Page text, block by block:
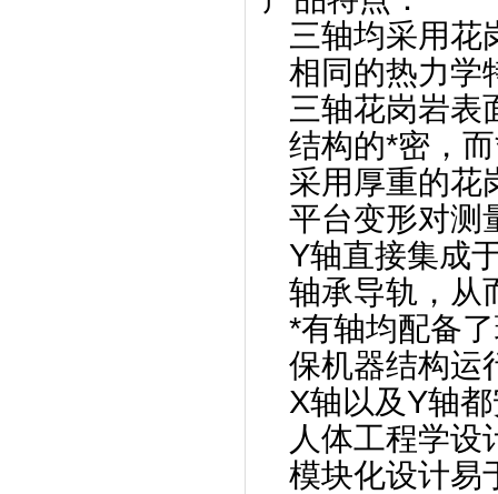
三轴均采用花
相同的热力学
三轴花岗岩表
结构的*密，
采用厚重的花
平台变形对测
Y轴直接集成
轴承导轨，从
*有轴均配备
保机器结构运
X轴以及Y轴
人体工程学设
模块化设计易